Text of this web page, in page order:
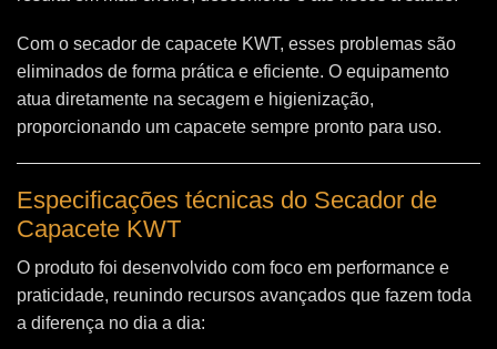
Com o secador de capacete KWT, esses problemas são
eliminados de forma prática e eficiente. O equipamento
atua diretamente na secagem e higienização,
proporcionando um capacete sempre pronto para uso.
Especificações técnicas do Secador de
Capacete KWT
O produto foi desenvolvido com foco em performance e
praticidade, reunindo recursos avançados que fazem toda
a diferença no dia a dia: